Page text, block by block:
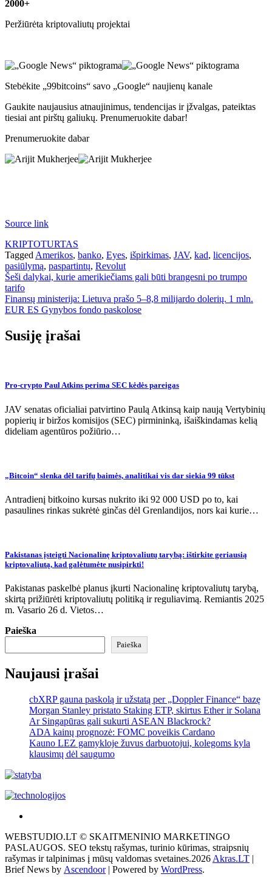
2000+
Peržiūrėta kriptovaliutų projektai
Stebėkite „99bitcoins“ savo „Google“ naujienų kanale
Gaukite naujausius atnaujinimus, tendencijas ir įžvalgas, pateiktas
tiesiai ant pirštų galiukų. Prenumeruokite dabar!
Prenumeruokite dabar
Source link
KRIPTOTURTAS
TaggedAmerikos, banko, Eyes, išpirkimas, JAV, kad, licencijos,
pasiūlymą, paspartintų, Revolut
Navigacija
tarp
įrašų
Šeši dalykai, kurie amerikiečiams gali būti brangesni po trumpo
tarifo
Finansų ministerija: Lietuva prašo 5–8,8 milijardo dolerių. 1 mln.
EUR ES Gynybos fondo paskolose
Susiję įrašai
Pro-crypto Paul Atkins perima SEC kėdės pareigas
JAV senatas oficialiai patvirtino Paulą Atkinsą kaip naują Vertybinių
popierių ir biržos komisijos (SEC) pirmininką, išaiškindamas kelią
dideliam agentūros požiūrio…
„Bitcoin“ slenka dėl tarifų baimės, analitikai vis dar siekia 99 tūkst
Antradienį bitkoino kursas nukrito iki 92 000 USD po to, kai
pasaulines rinkas sukrėtė ginčas dėl Grenlandijos, nors kai kurie…
Pakistanas įsteigti Nacionalinę kriptovaliutų tarybą: ištirkite geriausią
kriptovaliutą, kad galėtumėte nusipirkti!
Pakistanas paskelbė planus įkurti Nacionalinę kriptovaliutų tarybą,
skirtą prižiūrėti kriptovaliutų politiką ir reguliavimą. Remiantis 2025
m. Vasario 26 d. Vietos…
Paieška
Paieška
Naujausi įrašai
cbXRP gauna paskolą ir užstatą per „Doppler Finance“ bazę
Morgan Stanley pristato Staking ETP, skirtus Ether ir Solana
Ar Singapūras gali sukurti ASEAN Blackrock?
ADA kainų prognozė: FOMC poveikis Cardano
Kauno LEZ gamykloje žuvus darbuotojui, kolegoms kyla
klausimų dėl saugumo
tai
žemės
ploto
matavimo
WEBSTUDIO.LT © SKAITMENINIO MARKETINGO
PASLAUGOS. SEO tekstų rašymas, turinio kūrimas, straipsnių
rašymas ir talpinimas į mūsų valdomas svetaines.2026 Akras.LT |
Brief News by Ascendoor| Powered by WordPress.